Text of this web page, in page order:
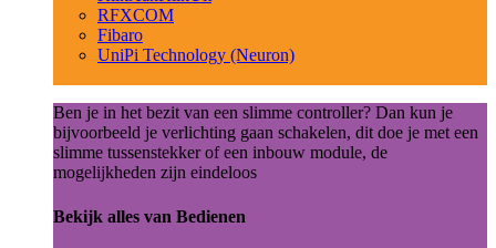
RFXCOM
Fibaro
UniPi Technology (Neuron)
Ben je in het bezit van een slimme controller? Dan kun je
bijvoorbeeld je verlichting gaan schakelen, dit doe je met een
slimme tussenstekker of een inbouw module, de
mogelijkheden zijn eindeloos
Bekijk alles van Bedienen